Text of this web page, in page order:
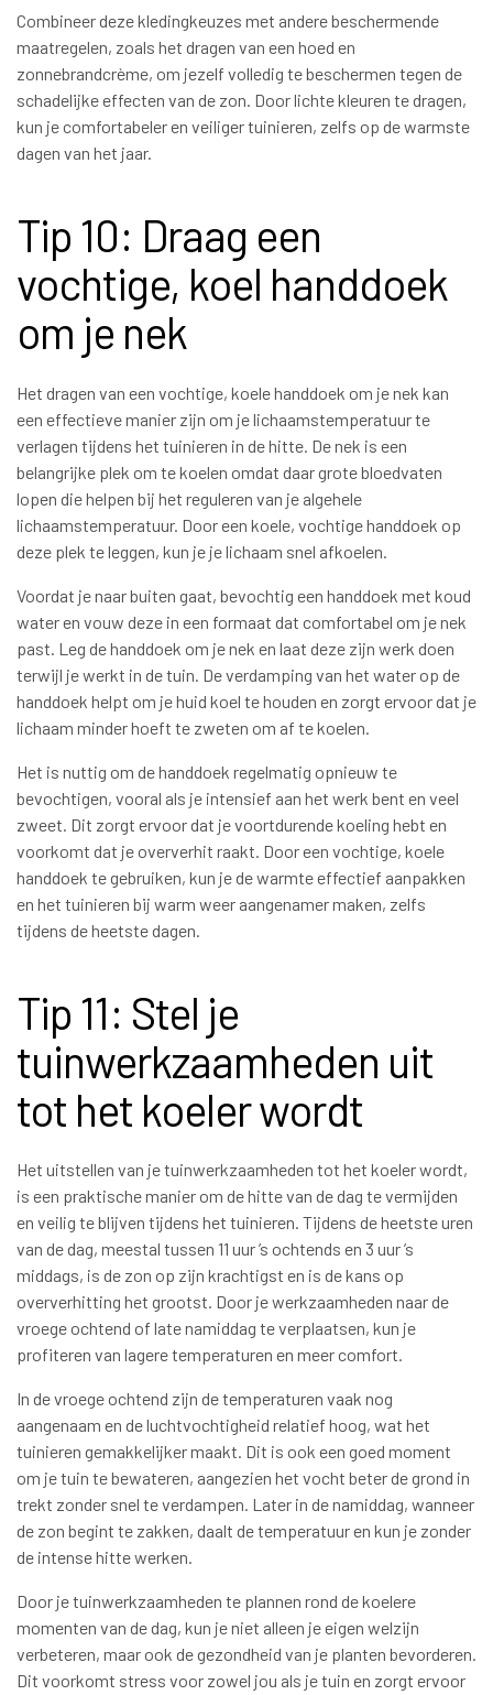
Combineer deze kledingkeuzes met andere beschermende
maatregelen, zoals het dragen van een hoed en
zonnebrandcrème, om jezelf volledig te beschermen tegen de
schadelijke effecten van de zon. Door lichte kleuren te dragen,
kun je comfortabeler en veiliger tuinieren, zelfs op de warmste
dagen van het jaar.
Tip 10: Draag een
vochtige, koel handdoek
om je nek
Het dragen van een vochtige, koele handdoek om je nek kan
een effectieve manier zijn om je lichaamstemperatuur te
verlagen tijdens het tuinieren in de hitte. De nek is een
belangrijke plek om te koelen omdat daar grote bloedvaten
lopen die helpen bij het reguleren van je algehele
lichaamstemperatuur. Door een koele, vochtige handdoek op
deze plek te leggen, kun je je lichaam snel afkoelen.
Voordat je naar buiten gaat, bevochtig een handdoek met koud
water en vouw deze in een formaat dat comfortabel om je nek
past. Leg de handdoek om je nek en laat deze zijn werk doen
terwijl je werkt in de tuin. De verdamping van het water op de
handdoek helpt om je huid koel te houden en zorgt ervoor dat je
lichaam minder hoeft te zweten om af te koelen.
Het is nuttig om de handdoek regelmatig opnieuw te
bevochtigen, vooral als je intensief aan het werk bent en veel
zweet. Dit zorgt ervoor dat je voortdurende koeling hebt en
voorkomt dat je oververhit raakt. Door een vochtige, koele
handdoek te gebruiken, kun je de warmte effectief aanpakken
en het tuinieren bij warm weer aangenamer maken, zelfs
tijdens de heetste dagen.
Tip 11: Stel je
tuinwerkzaamheden uit
tot het koeler wordt
Het uitstellen van je tuinwerkzaamheden tot het koeler wordt,
is een praktische manier om de hitte van de dag te vermijden
en veilig te blijven tijdens het tuinieren. Tijdens de heetste uren
van de dag, meestal tussen 11 uur ’s ochtends en 3 uur ’s
middags, is de zon op zijn krachtigst en is de kans op
oververhitting het grootst. Door je werkzaamheden naar de
vroege ochtend of late namiddag te verplaatsen, kun je
profiteren van lagere temperaturen en meer comfort.
In de vroege ochtend zijn de temperaturen vaak nog
aangenaam en de luchtvochtigheid relatief hoog, wat het
tuinieren gemakkelijker maakt. Dit is ook een goed moment
om je tuin te bewateren, aangezien het vocht beter de grond in
trekt zonder snel te verdampen. Later in de namiddag, wanneer
de zon begint te zakken, daalt de temperatuur en kun je zonder
de intense hitte werken.
Door je tuinwerkzaamheden te plannen rond de koelere
momenten van de dag, kun je niet alleen je eigen welzijn
verbeteren, maar ook de gezondheid van je planten bevorderen.
Dit voorkomt stress voor zowel jou als je tuin en zorgt ervoor